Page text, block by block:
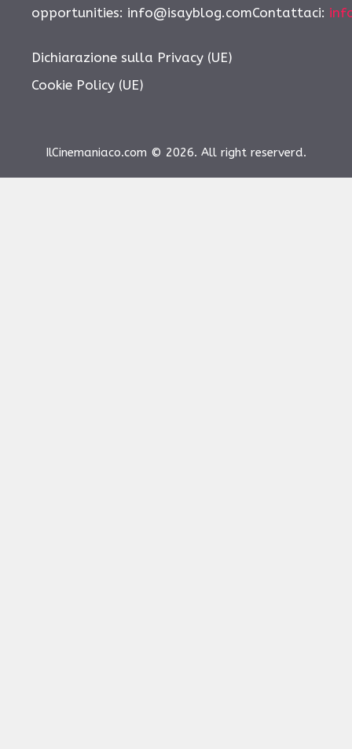
opportunities: info@isayblog.comContattaci:
Dichiarazione sulla Privacy (UE)
Cookie Policy (UE)
IlCinemaniaco.com © 2026. All right reserverd.